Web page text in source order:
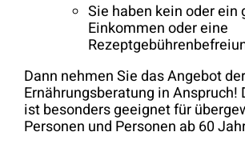
Sie haben kein oder ein
Einkommen oder eine
Dann nehmen Sie das Angebot
Ernährungsberatung in Anspruch!
ist besonders geeignet für
Personen und Personen ab 60